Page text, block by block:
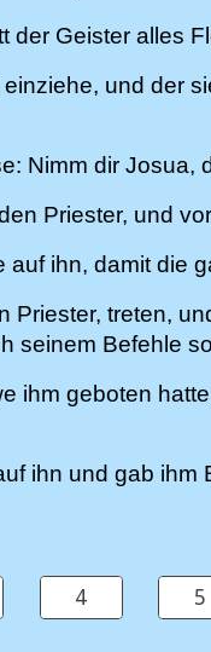
der Geister alles
und der
Nimm dir Josua,
Priester, und
ihn, damit die
Priester, treten,
seinem Befehle
ihm geboten
ihn und gab
4 5